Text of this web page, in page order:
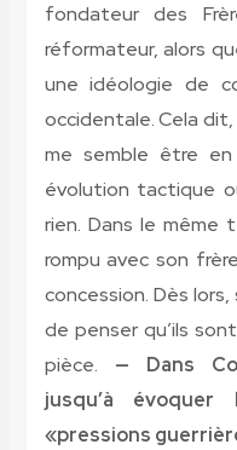
fondateur des
réformateur, alors
une idéologie de
occidentale. Cela dit,
me semble être en
évolution tactique
rien. Dans le même
rompu avec son
concession. Dès
de penser qu’ils
pièce. — Dans
jusqu’à
«pressions